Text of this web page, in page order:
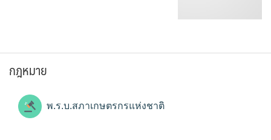
กฎหมาย
พ.ร.บ.สภาเกษตรกรแห่งชาติ